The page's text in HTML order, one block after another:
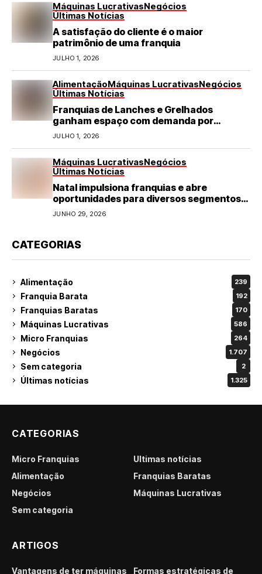
Máquinas LucrativasNegócios
Últimas Notícias
A satisfação do cliente é o maior
patrimônio de uma franquia
JULHO 1, 2026
AlimentaçãoMáquinas LucrativasNegócios
Últimas Notícias
Franquias de Lanches e Grelhados
ganham espaço com demanda por
refeições rápidas e de qualidade
JULHO 1, 2026
Máquinas LucrativasNegócios
Últimas Notícias
Natal impulsiona franquias e abre
oportunidades para diversos segmentos
do varejo
JUNHO 29, 2026
CATEGORIAS
Alimentação 239
Franquia Barata 192
Franquias Baratas 170
Máquinas Lucrativas 586
Micro Franquias 264
Negócios 1.707
Sem categoria 2
Últimas notícias 1.325
CATEGORIAS
Micro Franquias
Últimas notícias
Alimentação
Franquias Baratas
Negócios
Máquinas Lucrativas
Sem categoria
ARTIGOS
Vantagens de ter máquinas Formas estratégicas de